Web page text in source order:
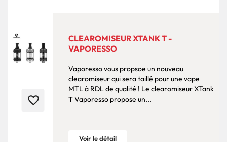
favorite_border
CLEAROMISEUR XTANK T -
VAPORESSO
Vaporesso vous propsoe un nouveau
clearomiseur qui sera taillé pour une vape
MTL à RDL de qualité ! Le clearomiseur XTank
T Vaporesso propose un...
Voir le détail